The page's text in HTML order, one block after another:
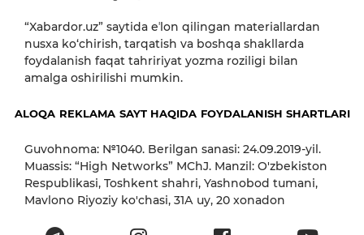
“Xabardor.uz” saytida eʼlon qilingan materiallardan
nusxa ko‘chirish, tarqatish va boshqa shakllarda
foydalanish faqat tahririyat yozma roziligi bilan
amalga oshirilishi mumkin.
ALOQA REKLAMA SAYT HAQIDA FOYDALANISH SHARTLARI
Guvohnoma: №1040. Berilgan sanasi: 24.09.2019-yil.
Muassis: “High Networks” MChJ. Manzil: O'zbekiston
Respublikasi, Toshkent shahri, Yashnobod tumani,
Mavlono Riyoziy ko'chasi, 31А uy, 20 xonadon